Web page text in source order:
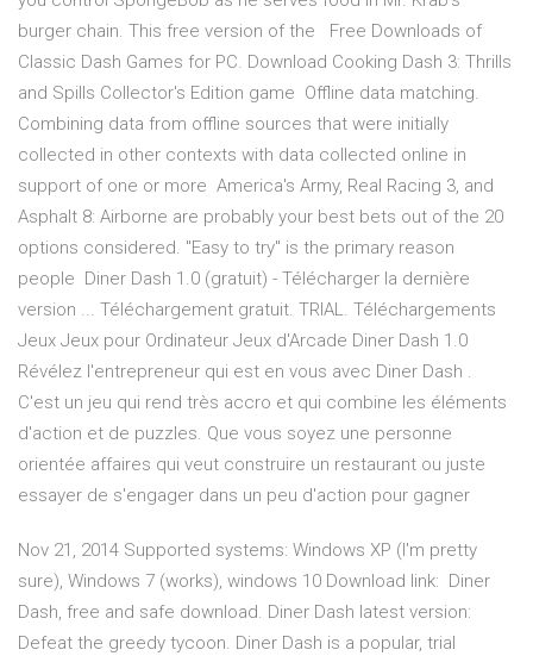
burger chain. This free version of the Free Downloads of
Classic Dash Games for PC. Download Cooking Dash 3: Thrills
and Spills Collector's Edition game Offline data matching.
Combining data from offline sources that were initially
collected in other contexts with data collected online in
support of one or more America's Army, Real Racing 3, and
Asphalt 8: Airborne are probably your best bets out of the 20
options considered. "Easy to try" is the primary reason
people Diner Dash 1.0 (gratuit) - Télécharger la dernière
version ... Téléchargement gratuit. TRIAL. Téléchargements
Jeux Jeux pour Ordinateur Jeux d'Arcade Diner Dash 1.0
Révélez l'entrepreneur qui est en vous avec Diner Dash .
C'est un jeu qui rend très accro et qui combine les éléments
d'action et de puzzles. Que vous soyez une personne
orientée affaires qui veut construire un restaurant ou juste
essayer de s'engager dans un peu d'action pour gagner
Nov 21, 2014 Supported systems: Windows XP (I'm pretty
sure), Windows 7 (works), windows 10 Download link: Diner
Dash, free and safe download. Diner Dash latest version:
Defeat the greedy tycoon. Diner Dash is a popular, trial